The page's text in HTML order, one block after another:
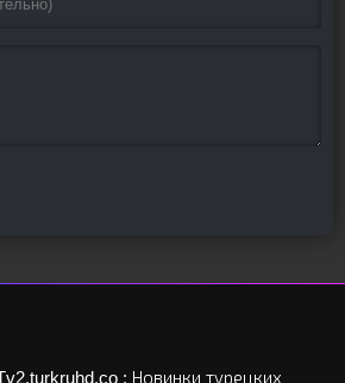
: Новинки турецких